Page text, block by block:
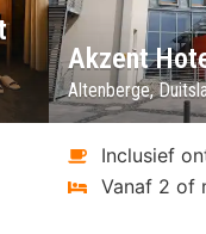
Akzent
Altenberge,
Inclusief
Vanaf 2 of